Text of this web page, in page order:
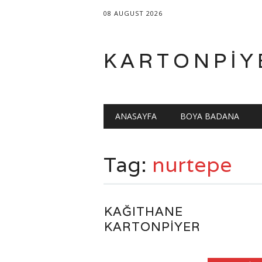
08 AUGUST 2026
Main menu
ANASAYFA BOYA BADANA
Tag: nurtepe
KAĞITHANE
KARTONPIYER